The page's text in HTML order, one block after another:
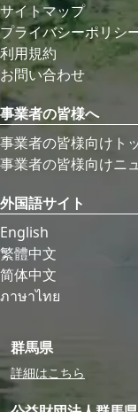
サイトマップ
プライバシーポリシ
利用規約
お問い合わせ
事業者の皆様へ
事業者の皆様向けト
事業者の皆様向けニ
外国語サイト
English
繁體中文
简体中文
ภาษาไทย
群馬県
詳細はこちら